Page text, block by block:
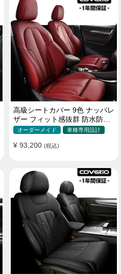
高級シートカバー 9色 ナッパレ
ザー フィット感抜群 防水防汚
オーダーメイド 全席セット
オーダーメイド 車種専用設計
¥ 93,200 (税込)